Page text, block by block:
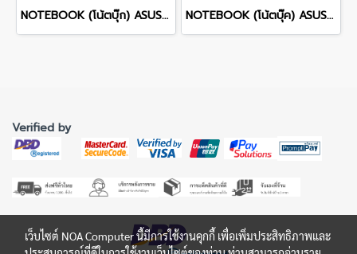
NOTEBOOK (โน้ตบุ๊ก) ASUS ROG ZEPHYRUS DUO 16 GX651AX-SR006WA 16" 3K OLED 120Hz Touchscreen/ULTRA 9 386H/64GB/SSD 2TB/RTX 5090/WINDOWS 11+MS OFFICE รับประกันศูนย์ไทย 3ปี NOTEBOOK (โน้ตบุ๊ค) ASUS TUF GAMING A18 FA808UH-S9096W 18" 2.5K IPS 240Hz/RYZEN 7 260/16GB/SSD 512GB/RTX 5050/WINDOWS 11 รับประกันซ่อมฟรีถึงบ้าน 3ปี
Verified by
เว็บไซต์ NOA Computer นี้มีการใช้งานคุกกี้ เพื่อเพิ่มประสิทธิภาพและ